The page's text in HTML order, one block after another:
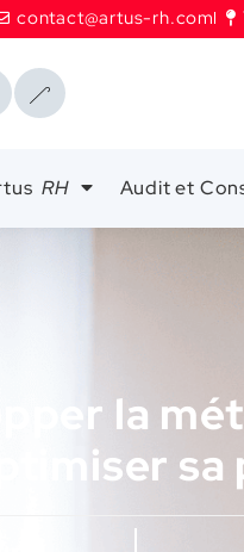
contact@artus-rh.com
RH Audit et
la